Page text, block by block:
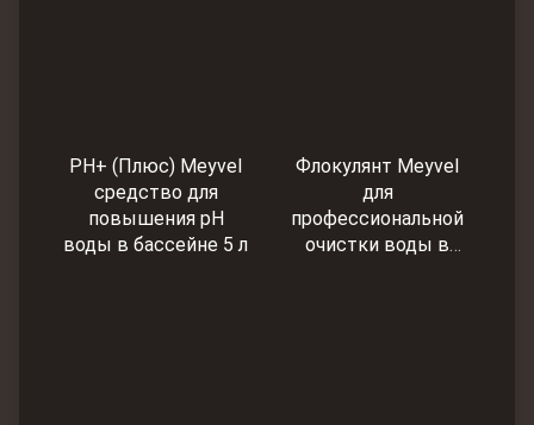
PH+ (Плюс) Meyvel
cредство для
повышения pH
воды в бассейне 5 л
Флокулянт Meyvel
для
профессиональной
очистки воды в